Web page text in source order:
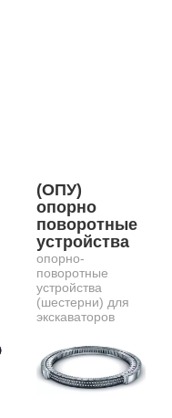
(ОПУ)
опорно
поворотные
устройства
опорно-
поворотные
устройства
(шестерни) для
экскаваторов